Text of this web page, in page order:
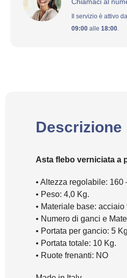
Il servizio è attivo
09:00 alle 18:00
Descrizione
Asta flebo verniciata a
• Altezza regolabile: 160
• Peso: 4,0 Kg.
• Materiale base:
• Numero di ganci e
• Portata per gancio: 5
• Portata totale: 10 Kg.
• Ruote frenanti: NO